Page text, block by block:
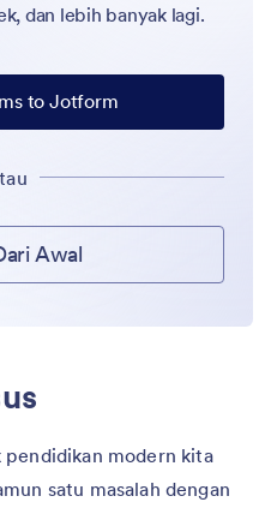
dan lebih banyak lagi.
to Jotform
Awal
modern kita
satu masalah dengan